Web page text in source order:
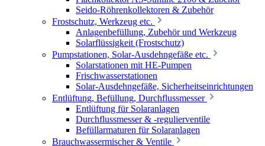
Seido-Röhrenkollektoren & Zubehör
Frostschutz, Werkzeug etc.
Anlagenbefüllung, Zubehör und Werkzeug
Solarflüssigkeit (Frostschutz)
Pumpstationen, Solar-Ausdehngefäße etc.
Solarstationen mit HE-Pumpen
Frischwasserstationen
Solar-Ausdehngefäße, Sicherheitseinrichtungen
Entlüftung, Befüllung, Durchflussmesser
Entlüftung für Solaranlagen
Durchflussmesser & -regulierventile
Befüllarmaturen für Solaranlagen
Brauchwassermischer & Ventile